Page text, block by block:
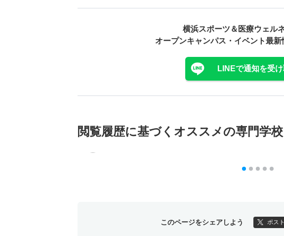
横浜スポーツ＆医療ウェル
オープンキャンパス・ イベント最新
LINEで通知を受
閲覧履歴に基づく オススメの専門学校
このページをシェアしよう ポス